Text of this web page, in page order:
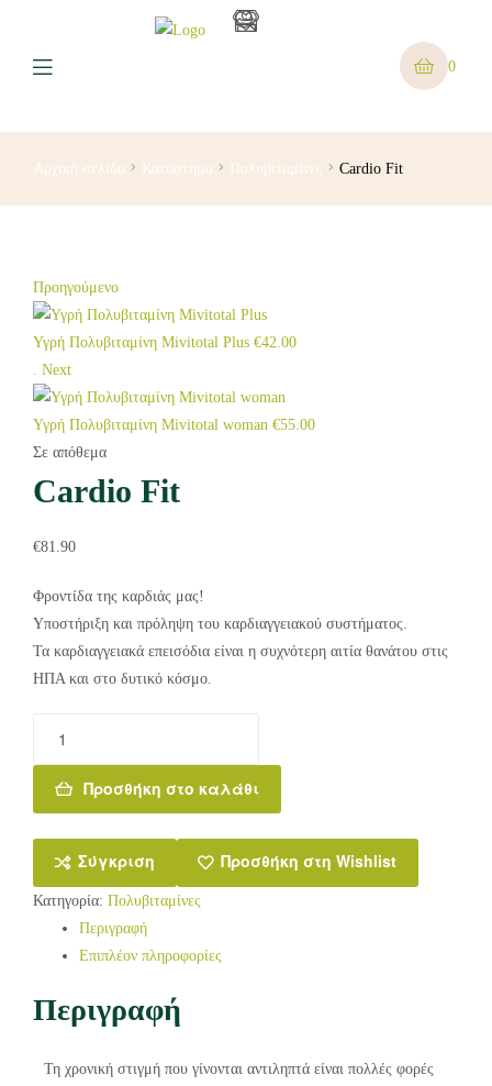
0
Αρχική σελίδα Κατάστημα Πολυβιταμίνες Cardio Fit
Προηγούμενο
Υγρή Πολυβιταμίνη Mivitotal Plus €42.00
Next
Υγρή Πολυβιταμίνη Mivitotal woman €55.00
Σε απόθεμα
Cardio Fit
€81.90
Φροντίδα της καρδιάς μας!
Υποστήριξη και πρόληψη του καρδιαγγειακού συστήματος.
Τα καρδιαγγειακά επεισόδια είναι η συχνότερη αιτία θανάτου στις
ΗΠΑ και στο δυτικό κόσμο.
Προσθήκη στο καλάθι
Σύγκριση Προσθήκη στη Wishlist
Κατηγορία: Πολυβιταμίνες
Περιγραφή
Επιπλέον πληροφορίες
Περιγραφή
Τη χρονική στιγμή που γίνονται αντιληπτά είναι πολλές φορές